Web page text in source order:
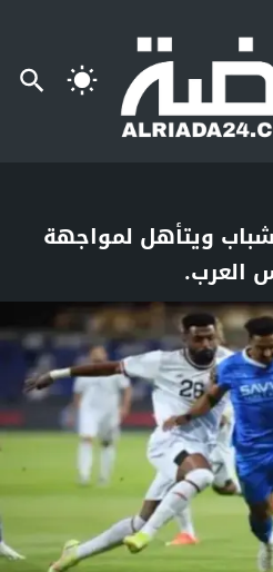
ويتأهل لمواجهة
العرب.